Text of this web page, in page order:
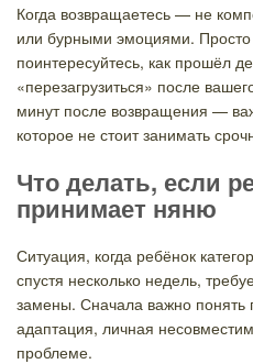
Когда возвращаетесь — не
или бурными эмоциями.
поинтересуйтесь, как прошёл
«перезагрузиться» после
минут после возвращения —
которое не стоит занимать
Что делать, если
принимает няню
Ситуация, когда ребёнок
спустя несколько недель,
замены. Сначала важно понять
адаптация, личная
проблеме.